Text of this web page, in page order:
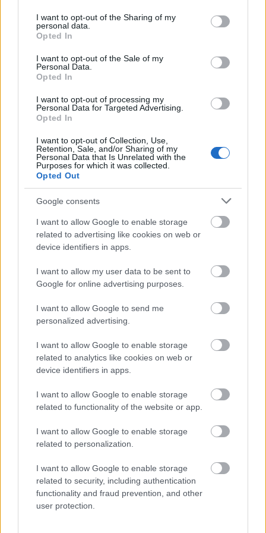
not limited to your visit or usage behaviour. You may click to
grant or deny consent to Google and its third-party tags to
use your data for below specified purposes in below Google
consent section.
I want to opt-out of the Sharing of my
personal data.
Opted In
I want to opt-out of the Sale of my
Personal Data.
Opted In
I want to opt-out of processing my
Personal Data for Targeted Advertising.
Opted In
I want to opt-out of Collection, Use,
Retention, Sale, and/or Sharing of my
Personal Data that Is Unrelated with the
Purposes for which it was collected.
Opted Out
Google consents
I want to allow Google to enable storage
related to advertising like cookies on web or
device identifiers in apps.
I want to allow my user data to be sent to
Google for online advertising purposes.
I want to allow Google to send me
personalized advertising.
I want to allow Google to enable storage
related to analytics like cookies on web or
device identifiers in apps.
I want to allow Google to enable storage
related to functionality of the website or app.
I want to allow Google to enable storage
related to personalization.
I want to allow Google to enable storage
related to security, including authentication
functionality and fraud prevention, and other
user protection.
múlta, és ebből a szempontból tökéletesen érthető,
hogy miért koronázták meg az elmúlt órákban sokan
a kortárs sorozatok királyának.
Ugyanakkor kifejezetten aggasztó, ami ezek mögött
a gyönyörű és katartikus momentumok mögött kezd
mondhatnám, hogy a legkevésbé sem olyan
elemekről van szó, amelyekkel Lindelofot szívesen
sokadszorra elkezdte belehajszolni magát egy
folyamatba, ahol a saját hatásvadász ötletei mögé is
csak azzal képes már magyarázatot gyártani, hogy
egyre bizarrabb irányba viszi el a misztikumot és a
második évad mélypontját képviselő (és egyébként
ütnivalóan idegesítő színészi játékkal
megtámogatott) szellemjárás feloldására egy olyan
epizódot szentelt, amely - ha lehet - még őrültebb
szólva egy túlvilági Hitman-szimulációt és karaoke-
bárt inkább várnék egy Kevin Smith-alkotástól, mint
), és azt is nehéz lenne tagadni, hogy
Jarden mitológiája kísértetiesen olyan formát
kezdett ölteni a keze alatt, mint a Lost szigetéé.
Ókori, sőt, őskori eredet, megmagyarázhatatlan
természeti jelenségek, világok közötti átjárást
biztosító kapu...)
Ez pedig nem sok jót vetít előre A hátrahagyottak
jövője szempontjából, ugyanis úgy tűnik, a
megválaszolatlan kérdések itt is egyre tovább
fognak duzzadni - és nem feltétlenül az izgalmas
rejtélyek építése céljából, hanem, hogy egy jolly
határozott szabályrendszer hiányában bármit
megtehessen a sorozat világának keretén belül. És
éppen ezért szinte részről-részre változott
számomra, hogy éppen gyűlölöm vagy imádom a